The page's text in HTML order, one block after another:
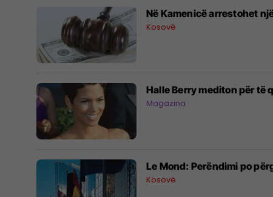
Në Kamenicë arrestohet
Kosovë
Halle Berry mediton për të
Magazina
Le Mond: Perëndimi po
Kosovë